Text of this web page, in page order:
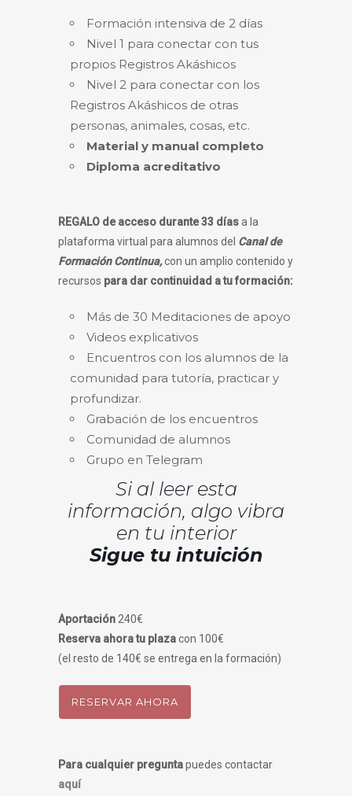
Formación intensiva de 2 días
Nivel 1 para conectar con tus
propios Registros Akáshicos
Nivel 2 para conectar con los
Registros Akáshicos de otras
personas, animales, cosas, etc.
Material y manual completo
Diploma acreditativo
REGALO de acceso durante 33 díasa la
plataforma virtual para alumnos del Canal de
Formación Continua,con un amplio contenido y
recursos para dar continuidad a tu formación:
Más de 30 Meditaciones de apoyo
Videos explicativos
Encuentros con los alumnos de la
comunidad para tutoría, practicar y
profundizar.
Grabación de los encuentros
Comunidad de alumnos
Grupo en Telegram
Si al leer esta
información, algo vibra
en tu interior
Sigue tu intuición
Aportación 240€
Reserva ahora tu plazacon 100€
(el resto de 140€ se entrega en la formación)
RESERVAR AHORA
Para cualquier preguntapuedes contactar
aquí